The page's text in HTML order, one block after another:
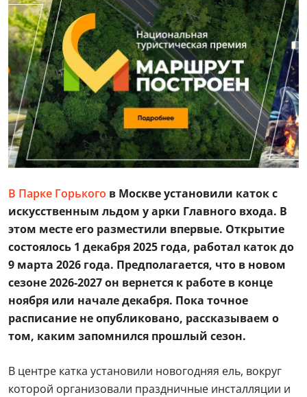
В Парке Горького в Москве установили каток с
искусственным льдом у арки Главного входа. В
этом месте его разместили впервые. Открытие
состоялось 1 декабря 2025 года, работал каток до
9 марта 2026 года. Предполагается, что в новом
сезоне 2026-2027 он вернется к работе в конце
ноября или начале декабря. Пока точное
расписание не опубликовано, рассказываем о
том, каким запомнился прошлый сезон.
В центре катка установили новогодняя ель, вокруг
которой организовали праздничные инсталляции и